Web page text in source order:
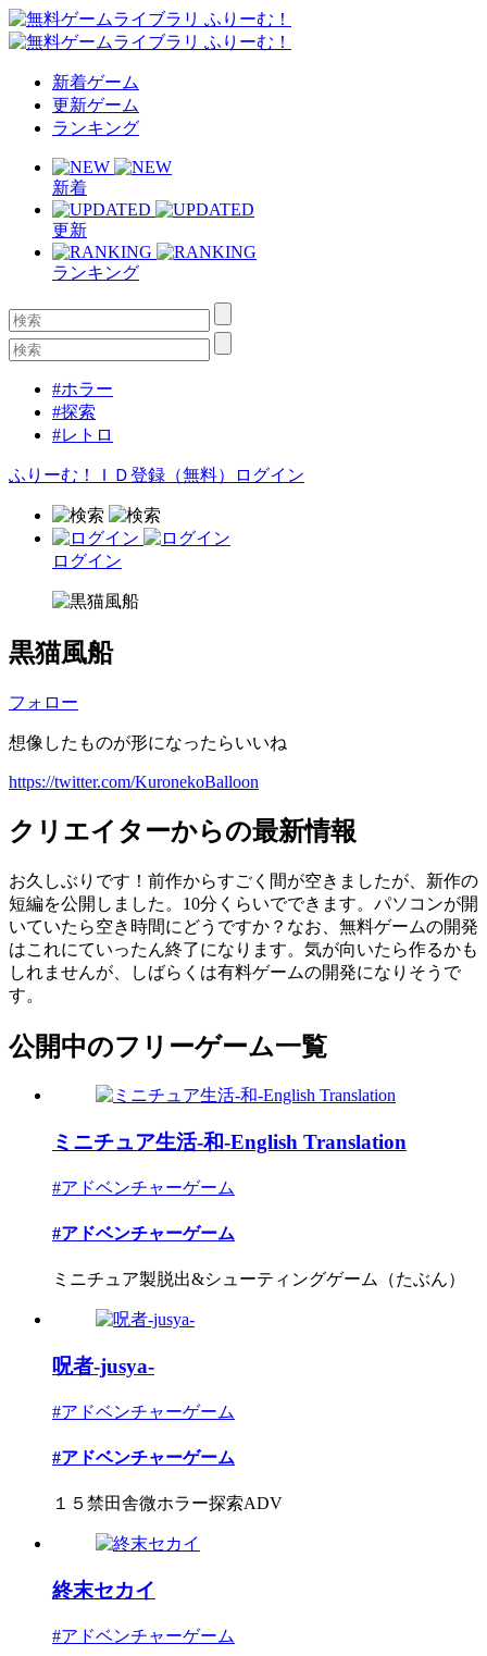
新着ゲーム
更新ゲーム
ランキング
新着
更新
ランキング
#ホラー
#探索
#レトロ
ふりーむ！ＩＤ登録（無料） ログイン
ログイン
黒猫風船
フォロー
想像したものが形になったらいいね
https://twitter.com/KuronekoBalloon
クリエイターからの最新情報
お久しぶりです！前作からすごく間が空きましたが、新作の
短編を公開しました。10分くらいでできます。パソコンが開
いていたら空き時間にどうですか？なお、無料ゲームの開発
はこれにていったん終了になります。気が向いたら作るかも
しれませんが、しばらくは有料ゲームの開発になりそうで
す。
公開中のフリーゲーム一覧
ミニチュア生活-和-English Translation
#アドベンチャーゲーム
#アドベンチャーゲーム
ミニチュア製脱出&シューティングゲーム（たぶん）
呪者-jusya-
#アドベンチャーゲーム
#アドベンチャーゲーム
１５禁田舎微ホラー探索ADV
終末セカイ
#アドベンチャーゲーム